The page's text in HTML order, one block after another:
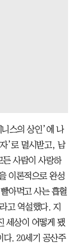
스의 상인’에 나
’로 멸시받고, 남
사람이 사랑하
이론적으로 완성
아먹고 사는 흡혈
고 역설했다. 지
세상이 어떻게 됐
다. 20세기 공산주